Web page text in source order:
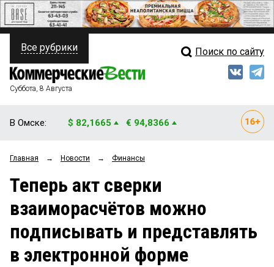
ПОЛИТИКА
ФИНАНСЫ
ОБЩЕСТВО
ЗАКОН
НОВОСТИ КОМПАНИЙ
Свежий выпуск
Блоги
Архив
Все рубрики Поиск по сайту
Суббота, 8 Августа
В Омске: $ 82,1665 € 94,8366
Главная → Новости → Финансы
Теперь акт сверки
взаиморасчётов можно
подписывать и представлять
в электронной форме